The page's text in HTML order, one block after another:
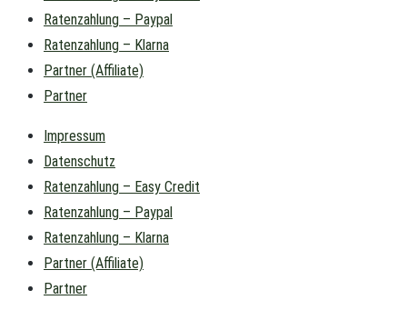
Ratenzahlung – Paypal
Ratenzahlung – Klarna
Partner (Affiliate)
Partner
Impressum
Datenschutz
Ratenzahlung – Easy Credit
Ratenzahlung – Paypal
Ratenzahlung – Klarna
Partner (Affiliate)
Partner